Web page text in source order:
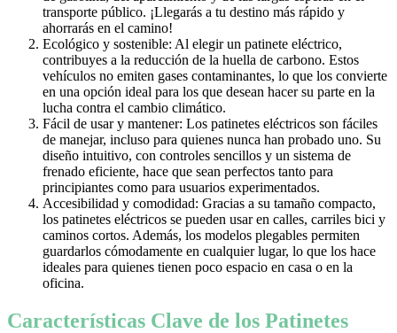
transporte público. ¡Llegarás a tu destino más rápido y
ahorrarás en el camino!
Ecológico y sostenible: Al elegir un patinete eléctrico,
contribuyes a la reducción de la huella de carbono. Estos
vehículos no emiten gases contaminantes, lo que los convierte
en una opción ideal para los que desean hacer su parte en la
lucha contra el cambio climático.
Fácil de usar y mantener: Los patinetes eléctricos son fáciles
de manejar, incluso para quienes nunca han probado uno. Su
diseño intuitivo, con controles sencillos y un sistema de
frenado eficiente, hace que sean perfectos tanto para
principiantes como para usuarios experimentados.
Accesibilidad y comodidad: Gracias a su tamaño compacto,
los patinetes eléctricos se pueden usar en calles, carriles bici y
caminos cortos. Además, los modelos plegables permiten
guardarlos cómodamente en cualquier lugar, lo que los hace
ideales para quienes tienen poco espacio en casa o en la
oficina.
Características Clave de los Patinetes